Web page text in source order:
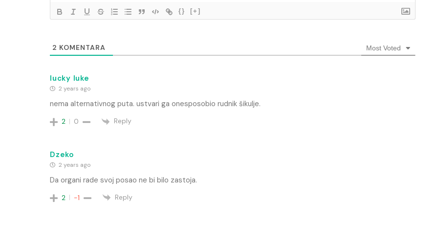
{} [+]
2 KOMENTARA Most Voted
lucky luke
2 years ago
nema alternativnog puta. ustvari ga onesposobio rudnik šikulje.
2 0 Reply
Dzeko
2 years ago
Da organi rade svoj posao ne bi bilo zastoja.
2 -1 Reply